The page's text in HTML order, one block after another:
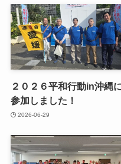
２０２６平和行動in沖縄
参加しました！
2026-06-29